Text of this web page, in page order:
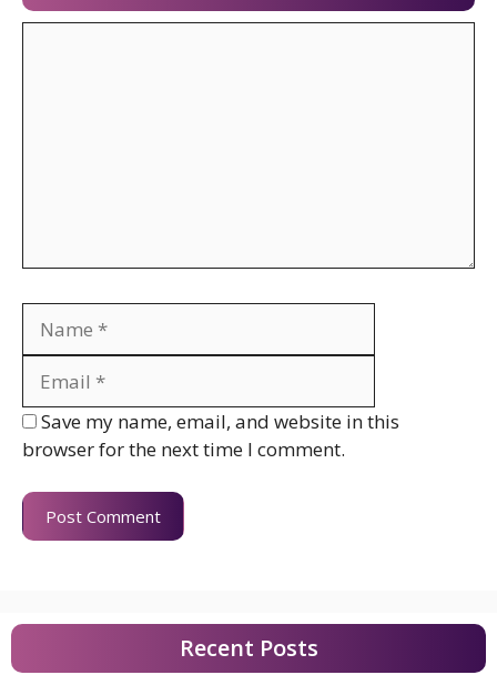
Save my name, email, and website in this
browser for the next time I comment.
Recent Posts